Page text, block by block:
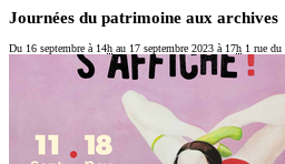
Journées du patrimoine aux archives
Du 16 septembre à 14h au 17 septembre 2023 à 17h 1 rue